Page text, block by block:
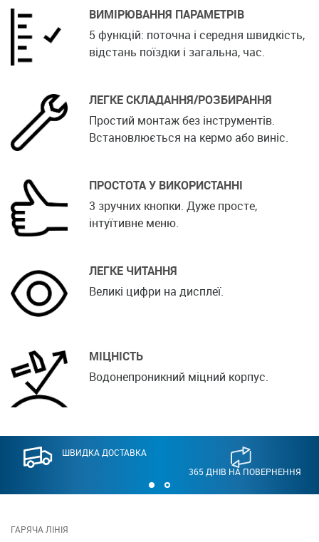
ВИМІРЮВАННЯ ПАРАМЕТРІВ
5 функцій: поточна і середня швидкість,
відстань поїздки і загальна, час.
ЛЕГКЕ СКЛАДАННЯ/РОЗБИРАННЯ
Простий монтаж без інструментів.
Встановлюється на кермо або виніс.
ПРОСТОТА У ВИКОРИСТАННІ
3 зручних кнопки. Дуже просте,
інтуїтивне меню.
ЛЕГКЕ ЧИТАННЯ
Великі цифри на дисплеї.
МІЦНІСТЬ
Водонепроникний міцний корпус.
ШВИДКА ДОСТАВКА
365 ДНІВ НА ПОВЕРНЕННЯ
ГАРЯЧА ЛІНІЯ